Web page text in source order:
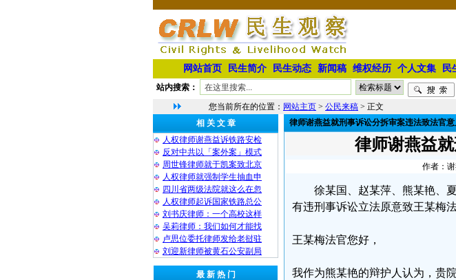
网站首页 民生简介 民生动态 新闻稿 维权经历 个人文集 民
站内搜索：
您当前所在的位置： 网站主页 > 公民来稿 > 正文
相 关 文 章
人权律师谢燕益诉铁路安检
反对中共以「案外案」模式
周世锋律师就于凯案致北京
人权律师就强制学生抽血申
四川省两级法院就这么在忽
人权律师起诉国家铁路总公
刘书庆律师：一个高校这样
吴莉律师：我们如何才能找
卢思位委托律师发给老挝驻
刘迎新律师被黄石公安副局
最 新 热 门
律师谢燕益就刑事诉讼分拆审案违法致法官意
律师谢燕益
作者：
徐某国、赵某萍、熊某艳、
有违刑事诉讼立法原意致王某梅
王某梅法官您好，
我作为熊某艳的辩护人认为，贵